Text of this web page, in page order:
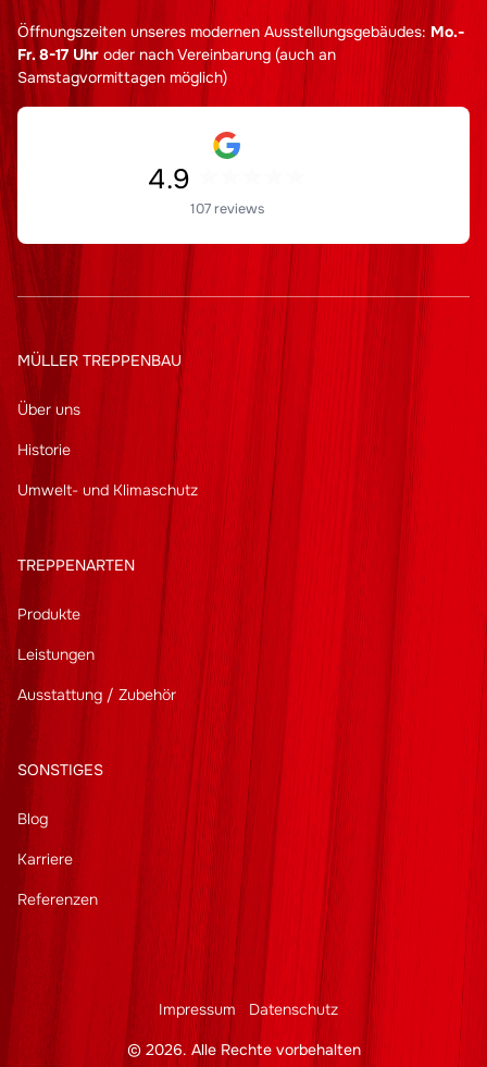
Öffnungszeiten unseres modernen Ausstellungsgebäudes: Mo.-
Fr. 8-17 Uhr oder nach Vereinbarung (auch an
Samstagvormittagen möglich)
4.9
107 reviews
MÜLLER TREPPENBAU
Über uns
Historie
Umwelt- und Klimaschutz
TREPPENARTEN
Produkte
Leistungen
Ausstattung / Zubehör
SONSTIGES
Blog
Karriere
Referenzen
Impressum Datenschutz
© 2026. Alle Rechte vorbehalten